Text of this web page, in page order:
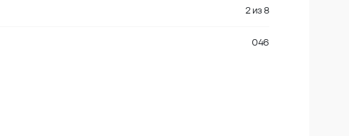
2 из8
046